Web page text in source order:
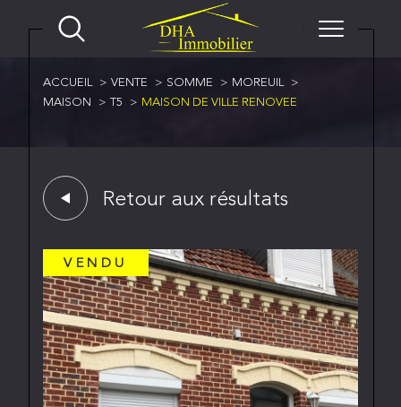
ACCUEIL VENTE SOMME
MOREUIL
MAISON
T5 MAISON DE VILLE RENOVEE
Retour aux résultats
VENDU